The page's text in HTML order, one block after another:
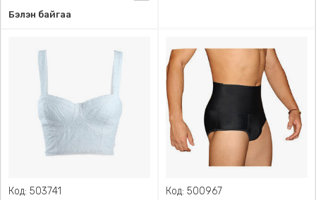
Бэлэн байгаа
Код: 503741
Код: 500967